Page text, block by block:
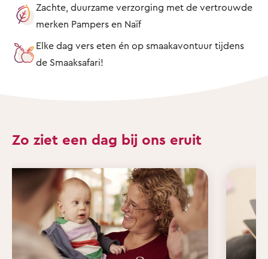
Zachte, duurzame verzorging met de vertrouwde
merken Pampers en Naïf
Elke dag vers eten én op smaakavontuur tijdens
de Smaaksafari!
Zo ziet een dag bij ons eruit